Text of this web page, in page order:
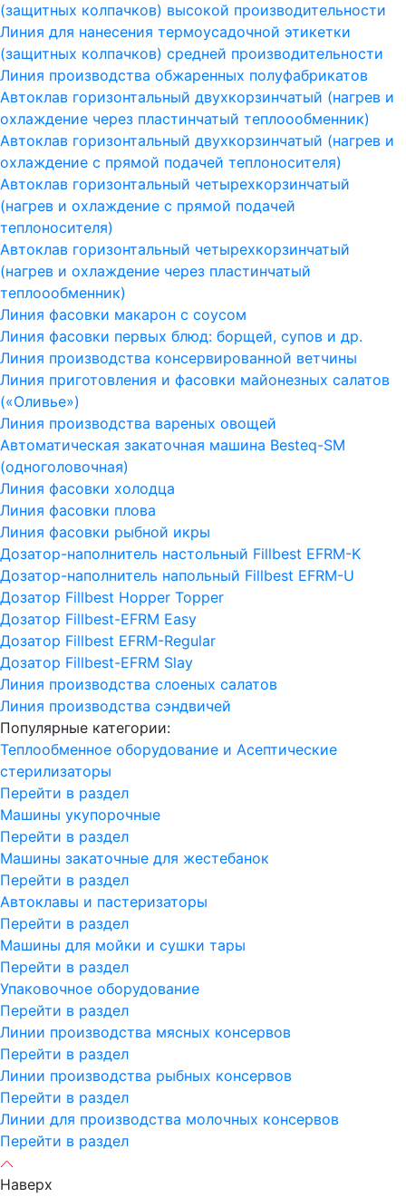
(защитных колпачков) высокой производительности
Линия для нанесения термоусадочной этикетки
(защитных колпачков) средней производительности
Линия производства обжаренных полуфабрикатов
Автоклав горизонтальный двухкорзинчатый (нагрев и
охлаждение через пластинчатый теплоообменник)
Автоклав горизонтальный двухкорзинчатый (нагрев и
охлаждение с прямой подачей теплоносителя)
Автоклав горизонтальный четырехкорзинчатый
(нагрев и охлаждение с прямой подачей
теплоносителя)
Автоклав горизонтальный четырехкорзинчатый
(нагрев и охлаждение через пластинчатый
теплоообменник)
Линия фасовки макарон с соусом
Линия фасовки первых блюд: борщей, супов и др.
Линия производства консервированной ветчины
Линия приготовления и фасовки майонезных салатов
(«Оливье»)
Линия производства вареных овощей
Автоматическая закаточная машина Besteq-SM
(одноголовочная)
Линия фасовки холодца
Линия фасовки плова
Линия фасовки рыбной икры
Дозатор-наполнитель настольный Fillbest EFRM-K
Дозатор-наполнитель напольный Fillbest EFRM-U
Дозатор Fillbest Hopper Topper
Дозатор Fillbest-EFRM Easy
Дозатор Fillbest EFRM-Regular
Дозатор Fillbest-EFRM Slay
Линия производства слоеных салатов
Линия производства сэндвичей
Популярные категории:
Теплообменное оборудование и Асептические
стерилизаторы
Перейти в раздел
Машины укупорочные
Перейти в раздел
Машины закаточные для жестебанок
Перейти в раздел
Автоклавы и пастеризаторы
Перейти в раздел
Машины для мойки и сушки тары
Перейти в раздел
Упаковочное оборудование
Перейти в раздел
Линии производства мясных консервов
Перейти в раздел
Линии производства рыбных консервов
Перейти в раздел
Линии для производства молочных консервов
Перейти в раздел
Наверх